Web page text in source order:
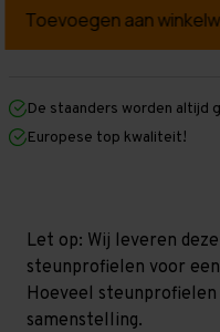
Grootvakstelling
mm
mm
x
1.000
niveaus
(Liggers
1.200
mm)
mm
mm
1.000
niveaus
(Liggers
1.200
mm)
De staanders worden altijd
Europese top kwaliteit!
Let op: Wij leveren
steunprofielen voor
Hoeveel
samenstelling.